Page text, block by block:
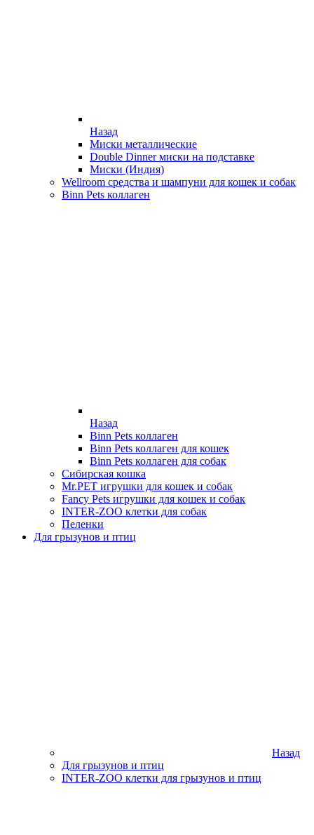
Назад
Миски металлические
Double Dinner миски на подставке
Миски (Индия)
Wellroom средства и шампуни для кошек и собак
Binn Pets коллаген
Назад
Binn Pets коллаген
Binn Pets коллаген для кошек
Binn Pets коллаген для собак
Сибирская кошка
Mr.PET игрушки для кошек и собак
Fancy Pets игрушки для кошек и собак
INTER-ZOO клетки для собак
Пеленки
Для грызунов и птиц
Назад
Для грызунов и птиц
INTER-ZOO клетки для грызунов и птиц